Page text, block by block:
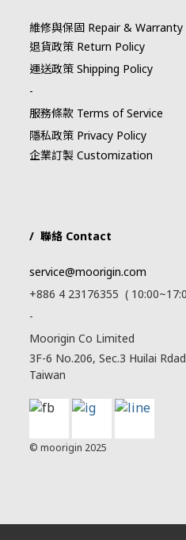
維修與保固 Repair & Warranty
退貨政策 Return Policy
運送政策 Shipping Policy
-
服務條款 Terms of Service
隱私政策 Privacy Policy
企業訂製 Customization
/ 聯絡 Contact
service@moorigin.com
+886 4 23176355 (
-
Moorigin Co Limited
3F-6 No.206, Sec.3 Huilai
Taiwan
© moorigin 2025